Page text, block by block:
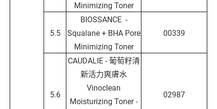
Minimizing Toner
5.5
BIOSSANCE -
Squalane + BHA Pore
Minimizing Toner
00339
5.6
CAUDALIE - 葡萄籽清
新活力爽膚水
Vinoclean
Moisturizing Toner -
02987